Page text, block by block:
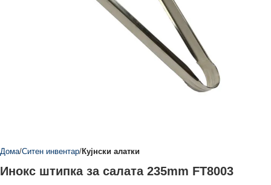
Дома Ситен инвентар Кујнски алатки
Инокс штипка за салата 235mm FT8003